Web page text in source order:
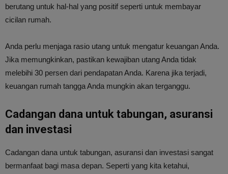
berutang untuk hal-hal yang positif seperti untuk membayar
cicilan rumah.
Anda perlu menjaga rasio utang untuk mengatur keuangan Anda.
Jika memungkinkan, pastikan kewajiban utang Anda tidak
melebihi 30 persen dari pendapatan Anda. Karena jika terjadi,
keuangan rumah tangga Anda mungkin akan terganggu.
Cadangan dana untuk tabungan, asuransi
dan investasi
Cadangan dana untuk tabungan, asuransi dan investasi sangat
bermanfaat bagi masa depan. Seperti yang kita ketahui,